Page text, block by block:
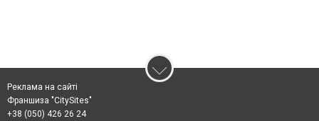
Реклама на сайті
Франшиза "CitySites"
+38 (050) 426 26 24